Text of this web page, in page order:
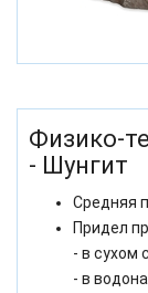
Физико-
- Шунгит
Средняя
Придел
- в сухом
- в